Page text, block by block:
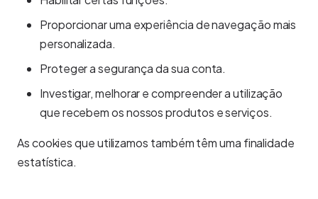
Proporcionar uma experiência de navegação mais
personalizada.
Proteger a segurança da sua conta.
Investigar, melhorar e compreender a utilização
que recebem os nossos produtos e serviços.
As cookies que utilizamos também têm uma finalidade
estatística.